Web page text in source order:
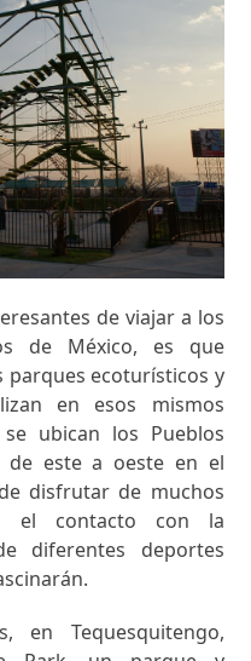
de viajar a los
de México, es que
ecoturísticos y
en esos mismos
ubican los Pueblos
este a oeste en el
disfrutar de muchos
el contacto con la
diferentes deportes
en Tequesquitengo,